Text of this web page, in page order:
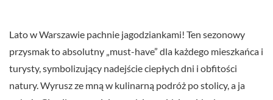
Lato w Warszawie pachnie jagodziankami! Ten sezonowy
przysmak to absolutny „must-have” dla każdego mieszkańca i
turysty, symbolizujący nadejście ciepłych dni i obfitości
natury. Wyrusz ze mną w kulinarną podróż po stolicy, a ja